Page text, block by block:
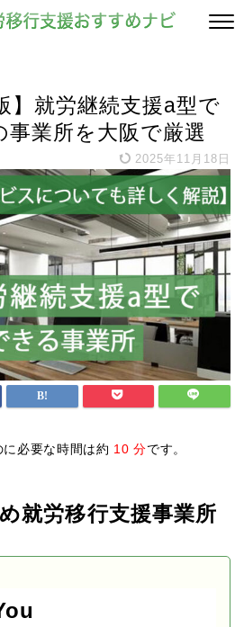
】就労継続支援a型で
業所を大阪で厳選
2025年11月18日
必要な時間は約 10 分です。
就労移行支援事業所